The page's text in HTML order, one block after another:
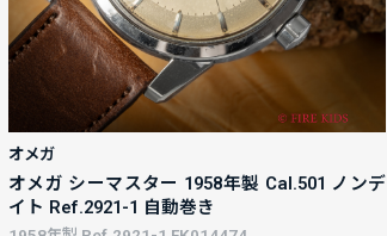
オメガ
オメガ シーマスター 1958年製 Cal.501 ノンデ
イト Ref.2921-1 自動巻き